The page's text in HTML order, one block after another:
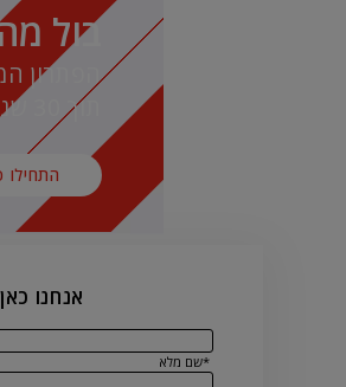
בול
הפתרון
תוך 30 שניות
התחילו
אנחנו
*שם מלא